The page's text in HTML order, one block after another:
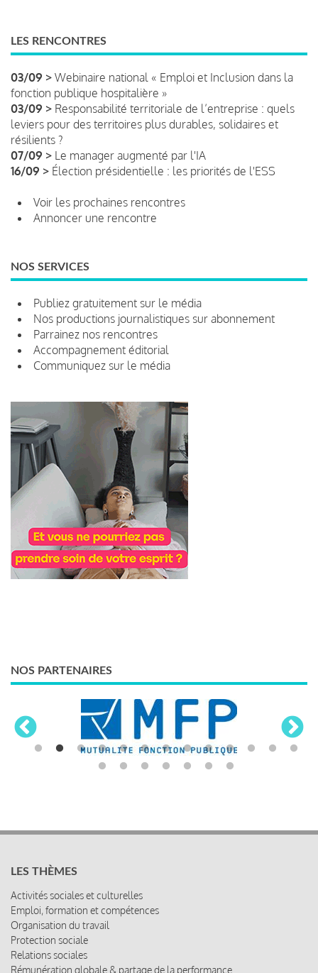
LES RENCONTRES
03/09 > Webinaire national « Emploi et Inclusion dans la
fonction publique hospitalière »
03/09 > Responsabilité territoriale de l’entreprise : quels
leviers pour des territoires plus durables, solidaires et
résilients ?
07/09 > Le manager augmenté par l'IA
16/09 > Élection présidentielle : les priorités de l'ESS
Voir les prochaines rencontres
Annoncer une rencontre
NOS SERVICES
Publiez gratuitement sur le média
Nos productions journalistiques sur abonnement
Parrainez nos rencontres
Accompagnement éditorial
Communiquez sur le média
NOS PARTENAIRES
LES THÈMES
Activités sociales et culturelles
Emploi, formation et compétences
Organisation du travail
Protection sociale
Relations sociales
Rémunération globale & partage de la performance